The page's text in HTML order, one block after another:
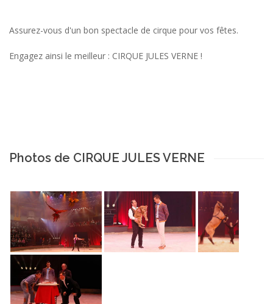
Assurez-vous d'un bon spectacle de cirque pour vos fêtes.
Engagez ainsi le meilleur : CIRQUE JULES VERNE !
Photos de CIRQUE JULES VERNE